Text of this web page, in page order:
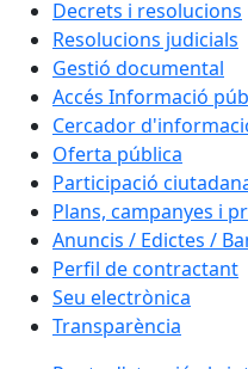
Decrets i resolucions
Resolucions judicials
Gestió documental
Accés Informació
Cercador
Oferta pública
Participació
Plans, campanyes i
Anuncis / Edictes /
Perfil de contractant
Seu electrònica
Transparència